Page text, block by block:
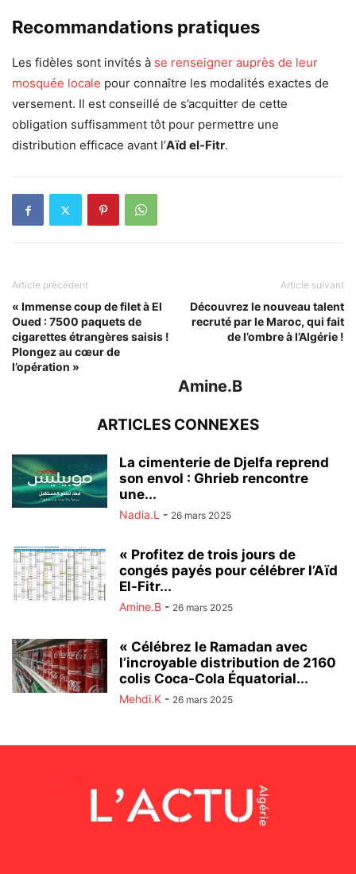
Recommandations pratiques
Les fidèles sont invités à se renseigner auprès de leur
mosquée locale pour connaître les modalités exactes de
versement. Il est conseillé de s’acquitter de cette
obligation suffisamment tôt pour permettre une
distribution efficace avant l’Aïd el-Fitr.
Article précédent
« Immense coup de filet à El
Oued : 7500 paquets de
cigarettes étrangères saisis !
Plongez au cœur de
l’opération »
Article suivant
Découvrez le nouveau talent
recruté par le Maroc, qui fait
de l’ombre à l’Algérie !
Amine.B
ARTICLES CONNEXES
La cimenterie de Djelfa reprend
son envol : Ghrieb rencontre
une...
Nadia.L - 26 mars 2025
« Profitez de trois jours de
congés payés pour célébrer l’Aïd
El-Fitr...
Amine.B - 26 mars 2025
« Célébrez le Ramadan avec
l’incroyable distribution de 2160
colis Coca-Cola Équatorial...
Mehdi.K - 26 mars 2025